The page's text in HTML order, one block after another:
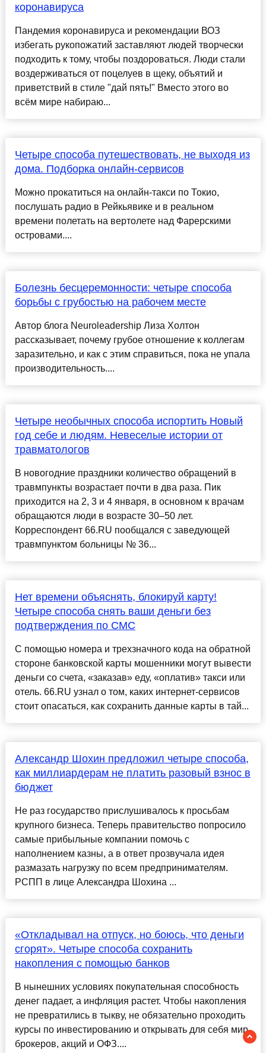
коронавируса
Пандемия коронавируса и рекомендации ВОЗ
избегать рукопожатий заставляют людей творчески
подходить к тому, чтобы поздороваться. Люди стали
воздерживаться от поцелуев в щеку, объятий и
приветствий в стиле "дай пять!" Вместо этого во
всём мире набираю...
Четыре способа путешествовать, не выходя из
дома. Подборка онлайн-сервисов
Можно прокатиться на онлайн-такси по Токио,
послушать радио в Рейкьявике и в реальном
времени полетать на вертолете над Фарерскими
островами....
Болезнь бесцеремонности: четыре способа
борьбы с грубостью на рабочем месте
Автор блога Neuroleadership Лиза Холтон
рассказывает, почему грубое отношение к коллегам
заразительно, и как с этим справиться, пока не упала
производительность....
Четыре необычных способа испортить Новый
год себе и людям. Невеселые истории от
травматологов
В новогодние праздники количество обращений в
травмпункты возрастает почти в два раза. Пик
приходится на 2, 3 и 4 января, в основном к врачам
обращаются люди в возрасте 30–50 лет.
Корреспондент 66.RU пообщался с заведующей
травмпунктом больницы № 36...
Нет времени объяснять, блокируй карту!
Четыре способа снять ваши деньги без
подтверждения по СМС
С помощью номера и трехзначного кода на обратной
стороне банковской карты мошенники могут вывести
деньги со счета, «заказав» еду, «оплатив» такси или
отель. 66.RU узнал о том, каких интернет-сервисов
стоит опасаться, как сохранить данные карты в тай...
Александр Шохин предложил четыре способа,
как миллиардерам не платить разовый взнос в
бюджет
Не раз государство прислушивалось к просьбам
крупного бизнеса. Теперь правительство попросило
самые прибыльные компании помочь с
наполнением казны, а в ответ прозвучала идея
размазать нагрузку по всем предпринимателям.
РСПП в лице Александра Шохина ...
«Откладывал на отпуск, но боюсь, что деньги
сгорят». Четыре способа сохранить
накопления с помощью банков
В нынешних условиях покупательная способность
денег падает, а инфляция растет. Чтобы накопления
не превратились в тыкву, не обязательно проходить
курсы по инвестированию и открывать для себя мир
брокеров, акций и ОФЗ....